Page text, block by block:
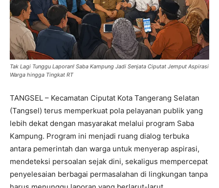
Tak Lagi Tunggu Laporan! Saba Kampung Jadi Senjata Ciputat Jemput Aspirasi
Warga hingga Tingkat RT
TANGSEL – Kecamatan Ciputat Kota Tangerang Selatan
(Tangsel) terus memperkuat pola pelayanan publik yang
lebih dekat dengan masyarakat melalui program Saba
Kampung. Program ini menjadi ruang dialog terbuka
antara pemerintah dan warga untuk menyerap aspirasi,
mendeteksi persoalan sejak dini, sekaligus mempercepat
penyelesaian berbagai permasalahan di lingkungan tanpa